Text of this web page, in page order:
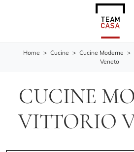
Home > Cucine > Cucine Moderne >
Veneto
CUCINE
VITTORIO